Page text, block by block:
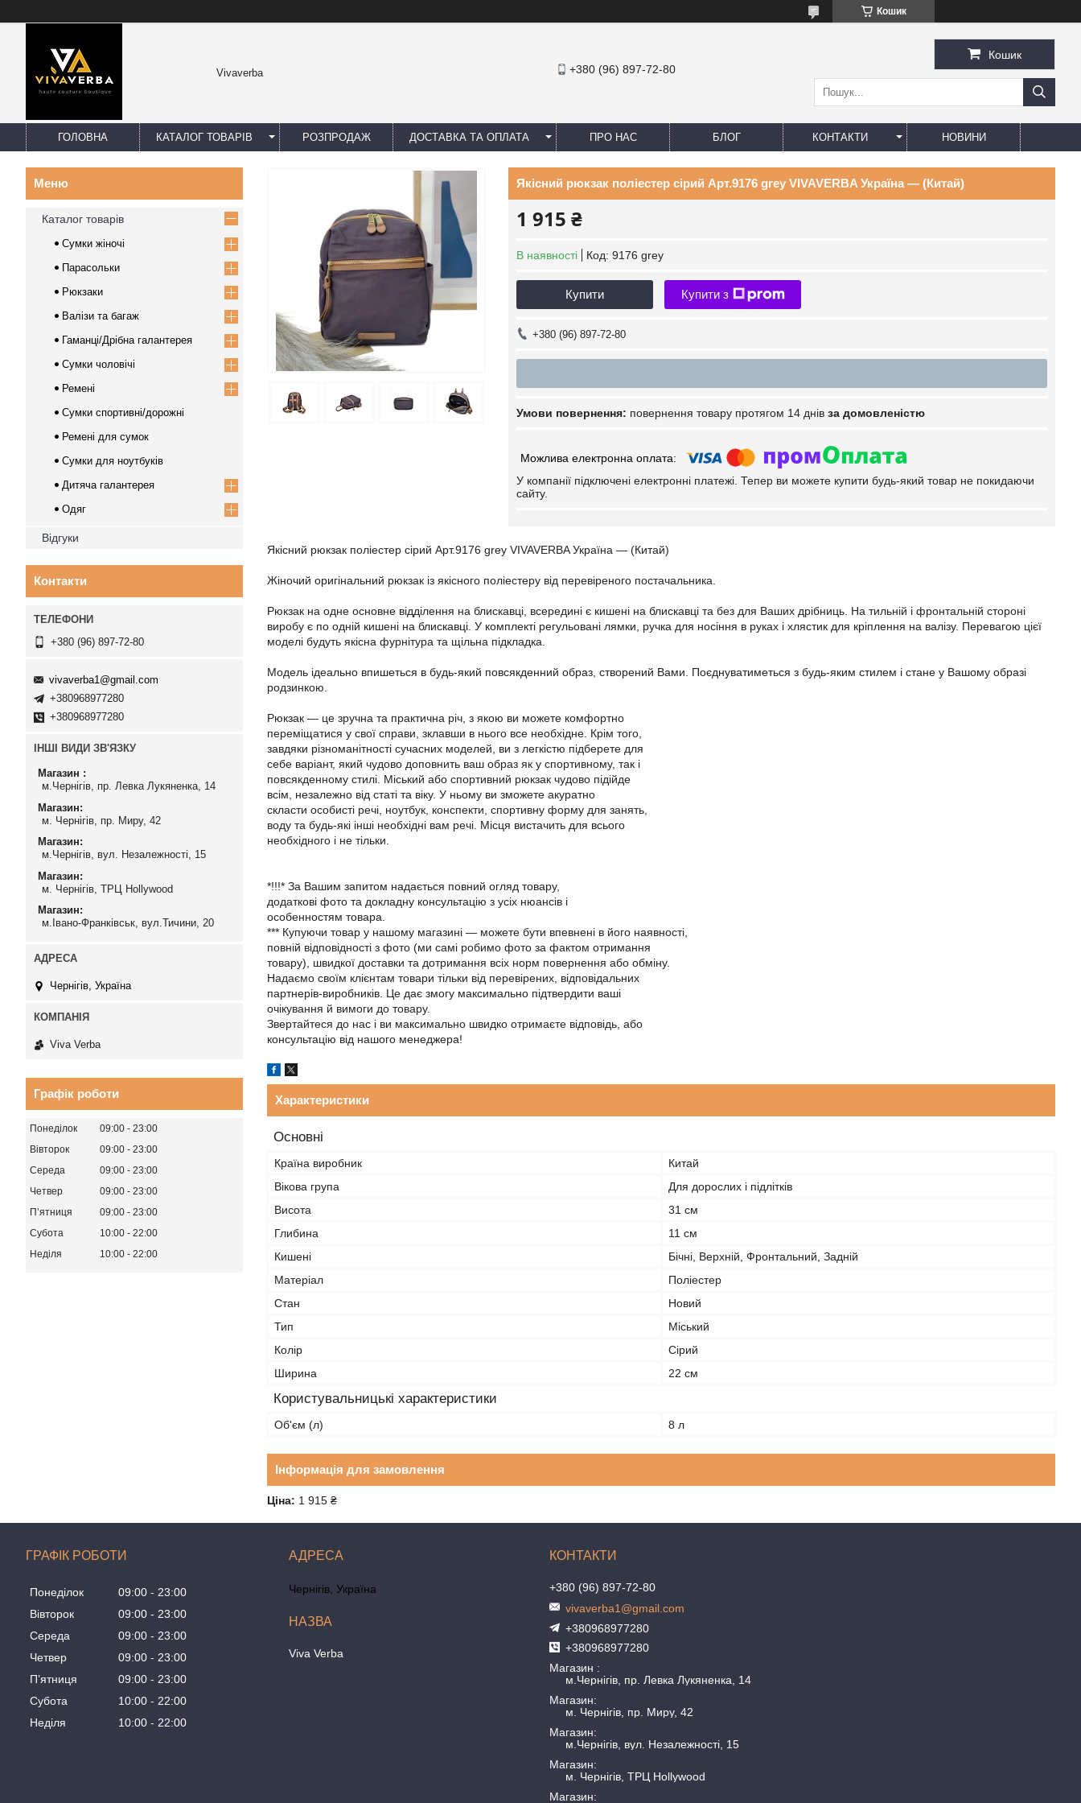
Кошик
Vivaverba +380 (96) 897-72-80
Кошик
ГОЛОВНА КАТАЛОГ ТОВАРІВ РОЗПРОДАЖ ДОСТАВКА ТА ОПЛАТА ПРО НАС БЛОГ КОНТАКТИ НОВИНИ
Якісний рюкзак поліестер сірий Арт.9176 grey VIVAVERBA Україна — (Китай)
1 915 ₴
В наявності Код: 9176 grey
Купити Купити з
+380 (96) 897-72-80
повернення товару протягом 14 днів за домовленістю
У компанії підключені електронні платежі. Тепер ви можете купити будь-який товар не покидаючи
сайту.
Якісний рюкзак поліестер сірий Арт.9176 grey VIVAVERBA Україна — (Китай)
Жіночий оригінальний рюкзак із якісного поліестеру від перевіреного постачальника.
Рюкзак на одне основне відділення на блискавці, всередині є кишені на блискавці та без для Ваших дрібниць. На тильній і фронтальній стороні
виробу є по одній кишені на блискавці. У комплекті регульовані лямки, ручка для носіння в руках і хлястик для кріплення на валізу. Перевагою цієї
моделі будуть якісна фурнітура та щільна підкладка.
Модель ідеально впишеться в будь-який повсякденний образ, створений Вами. Поєднуватиметься з будь-яким стилем і стане у Вашому образі
родзинкою.
Рюкзак — це зручна та практична річ, з якою ви можете комфортно
переміщатися у свої справи, зклавши в нього все необхідне. Крім того,
завдяки різноманітності сучасних моделей, ви з легкістю підберете для
себе варіант, який чудово доповнить ваш образ як у спортивному, так і
повсякденному стилі. Міський або спортивний рюкзак чудово підійде
всім, незалежно від статі та віку. У ньому ви зможете акуратно
скласти особисті речі, ноутбук, конспекти, спортивну форму для занять,
воду та будь-які інші необхідні вам речі. Місця вистачить для всього
необхідного і не тільки.
*!!!* За Вашим запитом надається повний огляд товару,
додаткові фото та докладну консультацію з усіх нюансів і
особенностям товара.
*** Купуючи товар у нашому магазині — можете бути впевнені в його наявності,
повній відповідності з фото (ми самі робимо фото за фактом отримання
товару), швидкої доставки та дотримання всіх норм повернення або обміну.
Надаємо своїм клієнтам товари тільки від перевірених, відповідальних
партнерів-виробників. Це дає змогу максимально підтвердити ваші
очікування й вимоги до товару.
Звертайтеся до нас і ви максимально швидко отримаєте відповідь, або
консультацію від нашого менеджера!
Характеристики
Основні
Країна виробник
Китай
Вікова група
Для дорослих і підлітків
Висота
31 см
Глибина
11 см
Кишені
Бічні, Верхній, Фронтальний, Задній
Матеріал
Поліестер
Стан
Новий
Тип
Міський
Колір
Сірий
Ширина
22 см
Користувальницькі характеристики
Об'єм (л) 8 л
Інформація для замовлення
Ціна: 1 915 ₴
Каталог товарів
Сумки жіночі
Парасольки
Рюкзаки
Валізи та багаж
Гаманці/Дрібна галантерея
Сумки чоловічі
Ремені
Сумки спортивні/дорожні
Ремені для сумок
Сумки для ноутбуків
Дитяча галантерея
Одяг
Відгуки
Контакти
+380 (96) 897-72-80
vivaverba1@gmail.com
+380968977280
+380968977280
ІНШІ ВИДИ ЗВ'ЯЗКУ
Магазин
м.Чернігів, пр. Левка Лукяненка, 14
Магазин
м. Чернігів, пр. Миру, 42
Магазин
м.Чернігів, вул. Незалежності, 15
Магазин
м. Чернігів, ТРЦ Hollywood
Магазин
м.Івано-Франківськ, вул.Тичини, 20
Чернігів, Україна
Viva Verba
Графік роботи
Понеділок 09:00
23:00
Вівторок
09:00
23:00
Середа
09:00
23:00
Четвер
09:00
23:00
Пʼятниця
09:00
23:00
Субота
10:00
22:00
Неділя
10:00 22:00
ГРАФІК РОБОТИ
Понеділок 09:00
23:00
Вівторок
09:00
23:00
Середа
09:00
23:00
Четвер
09:00
23:00
Пʼятниця
09:00
23:00
Субота
10:00
22:00
Неділя
10:00 22:00
Чернігів, Україна
Viva Verba
+380 (96) 897-72-80
vivaverba1@gmail.com
+380968977280
+380968977280
Магазин
м.Чернігів, пр. Левка Лукяненка, 14
Магазин
м. Чернігів, пр. Миру, 42
Магазин
м.Чернігів, вул. Незалежності, 15
Магазин
м. Чернігів, ТРЦ Hollywood
Магазин